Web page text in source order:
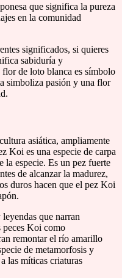
que significa la pureza
en la comunidad
significados, si quieres
sabiduría y
de loto blanca es símbolo
simboliza pasión y una flor
asiática, ampliamente
Koi es una especie de carpa
la especie. Es un pez fuerte
de alcanzar la madurez,
duros hacen que el pez Koi
que narran
peces Koi como
remontar el río amarillo
de metamorfosis y
las míticas criaturas